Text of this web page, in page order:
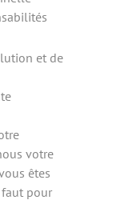
et de
votre
êtes
pour